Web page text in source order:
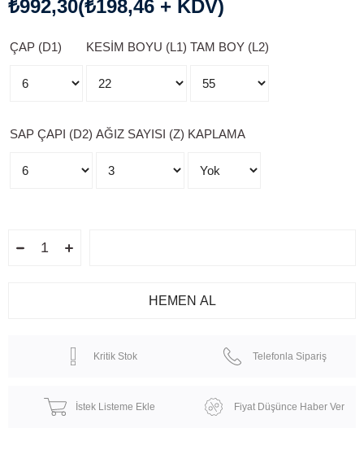
₺992,30(₺198,46 + KDV)
ÇAP (D1) KESİM BOYU (L1) TAM BOY (L2)
SAP ÇAPI (D2) AĞIZ SAYISI (Z) KAPLAMA
Kritik Stok Telefonla Sipariş
İstek Listeme Ekle Fiyat Düşünce Haber Ver